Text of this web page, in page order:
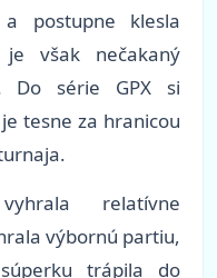
postupne klesla
však nečakaný
Do série GPX si
tesne za hranicou
relatívne
výbornú partiu,
trápila do